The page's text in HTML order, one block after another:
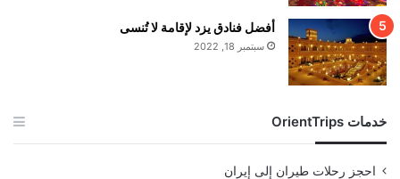
أفضل فنادق يزد لإقامة لا تُنسى
سبتمبر 18, 2022
خدمات OrientTrips
احجز رحلات طيران إلى إيران